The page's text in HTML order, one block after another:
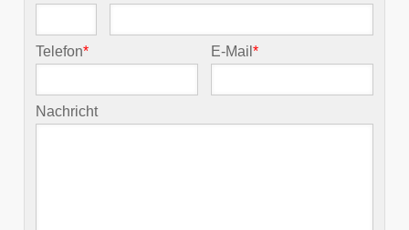
Telefon* E-Mail*
Nachricht